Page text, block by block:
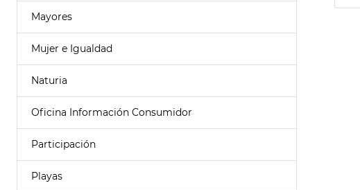
Mayores
Mujer e Igualdad
Naturia
Oficina Información Consumidor
Participación
Playas